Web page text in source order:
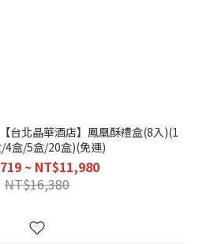
台北晶華酒店】鳳凰酥禮盒(8入)(1
4盒/5盒/20盒)(免運)
~ NT$11,980
NT$16,380